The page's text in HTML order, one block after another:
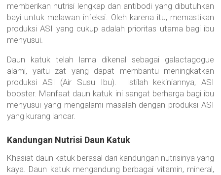
memberikan nutrisi lengkap dan antibodi yang dibutuhkan
bayi untuk melawan infeksi. Oleh karena itu, memastikan
produksi ASI yang cukup adalah prioritas utama bagi ibu
menyusui.
Daun katuk telah lama dikenal sebagai galactagogue
alami, yaitu zat yang dapat membantu meningkatkan
produksi ASI (Air Susu Ibu). Istilah kekiniannya, ASI
booster. Manfaat daun katuk ini sangat berharga bagi ibu
menyusui yang mengalami masalah dengan produksi ASI
yang kurang lancar.
Kandungan Nutrisi Daun Katuk
Khasiat daun katuk berasal dari kandungan nutrisinya yang
kaya. Daun katuk mengandung berbagai vitamin, mineral,